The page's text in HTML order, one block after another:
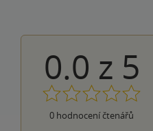
0.0 z 5
0 hodnocení čtenářů